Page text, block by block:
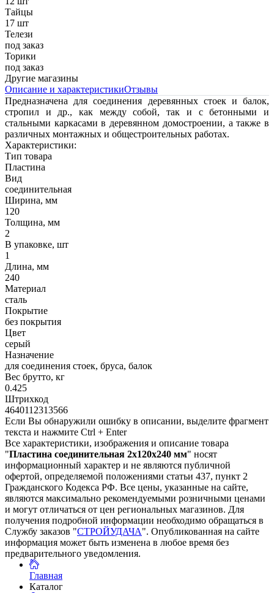
Тайцы
17 шт
Телези
под заказ
Торики
под заказ
Другие магазины
Описание и характеристикиОтзывы
Предназначена для соединения деревянных стоек и балок,
стропил и др., как между собой, так и с бетонными и
стальными каркасами в деревянном домостроении, а также в
различных монтажных и общестроительных работах.
Характеристики:
Тип товара
Пластина
Вид
соединительная
Ширина, мм
120
Толщина, мм
2
В упаковке, шт
1
Длина, мм
240
Материал
сталь
Покрытие
без покрытия
Цвет
серый
Назначение
для соединения стоек, бруса, балок
Вес брутто, кг
0.425
Штрихкод
4640112313566
Если Вы обнаружили ошибку в описании, выделите фрагмент
текста и нажмите Ctrl + Enter
Все характеристики, изображения и описание товара
"Пластина соединительная 2х120х240 мм" носят
информационный характер и не являются публичной
офертой, определяемой положениями статьи 437, пункт 2
Гражданского Кодекса РФ. Все цены, указанные на сайте,
являются максимально рекомендуемыми розничными ценами
и могут отличаться от цен региональных магазинов. Для
получения подробной информации необходимо обращаться в
Службу заказов "СТРОЙУДАЧА". Опубликованная на сайте
информация может быть изменена в любое время без
предварительного уведомления.
Главная
Каталог